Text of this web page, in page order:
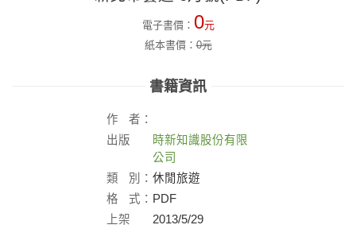
電子書價： 0元
紙本書價：0元
書籍資訊
作
者：
出版
時新知識股份有限
公司
類
別： 休閒旅遊
格
式： PDF
上架
2013/5/29